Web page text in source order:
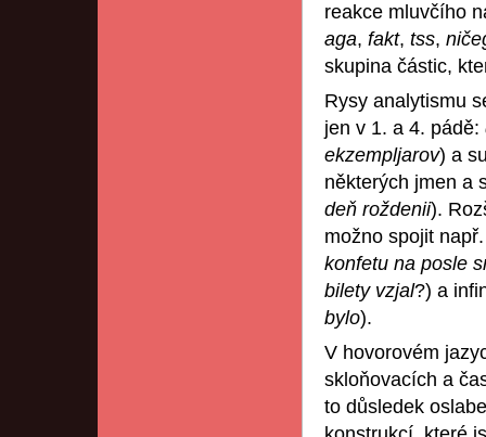
reakce mluvčího
aga, fakt, tss,
skupina částic,
Rysy analytismu
jen v 1. a 4. pádě:
ekzempljarov) a
některých jmen a
deň roždenii).
možno spojit
konfetu na posle
bilety vzjal?) a
bylo).
V hovorovém
skloňovacích a
to důsledek